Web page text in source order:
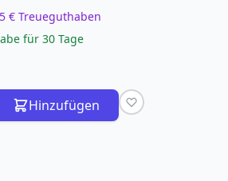
€ Treueguthaben
für 30 Tage
Hinzufügen